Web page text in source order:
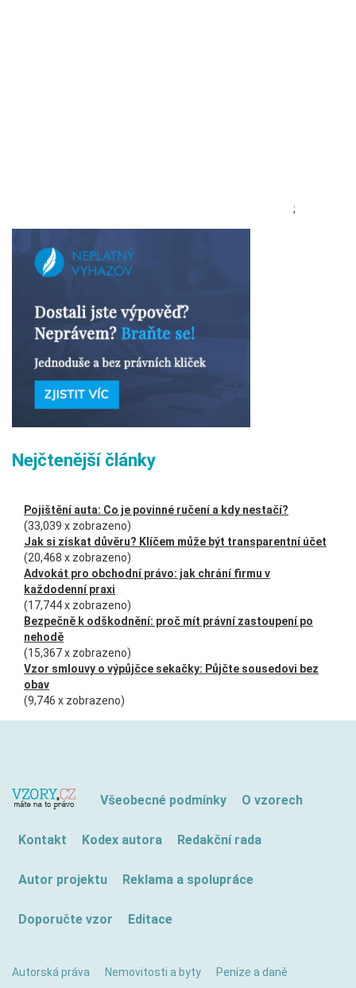
;
Nejčtenější články
Pojištění auta: Co je povinné ručení a kdy nestačí?
(33,039 x zobrazeno)
Jak si získat důvěru? Klíčem může být transparentní účet
(20,468 x zobrazeno)
Advokát pro obchodní právo: jak chrání firmu v
každodenní praxi
(17,744 x zobrazeno)
Bezpečně k odškodnění: proč mít právní zastoupení po
nehodě
(15,367 x zobrazeno)
Vzor smlouvy o výpůjčce sekačky: Půjčte sousedovi bez
obav
(9,746 x zobrazeno)
Všeobecné podmínky O vzorech
Kontakt Kodex autora Redakční rada
Autor projektu Reklama a spolupráce
Doporučte vzor Editace
Autorská práva Nemovitosti a byty Peníze a daně